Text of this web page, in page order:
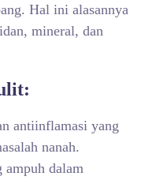
Hal ini alasannya
mineral, dan
antiinflamasi yang
nanah.
ampuh dalam